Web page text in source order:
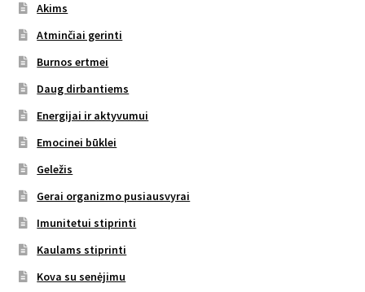
Akims
Atminčiai gerinti
Burnos ertmei
Daug dirbantiems
Energijai ir aktyvumui
Emocinei būklei
Geležis
Gerai organizmo pusiausvyrai
Imunitetui stiprinti
Kaulams stiprinti
Kova su senėjimu